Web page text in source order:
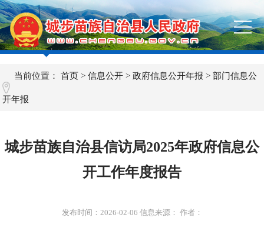
当前位置：首页 >信息公开 >政府信息公开年报 >部门信息公
开年报
城步苗族自治县信访局2025年政府信息公
开工作年度报告
发布时间： 2026-02-06 信息来源： 作者：